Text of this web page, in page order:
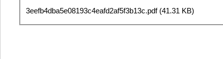
3eefb4dba5e08193c4eafd2af5f3b13c.pdf(41.31 KB)